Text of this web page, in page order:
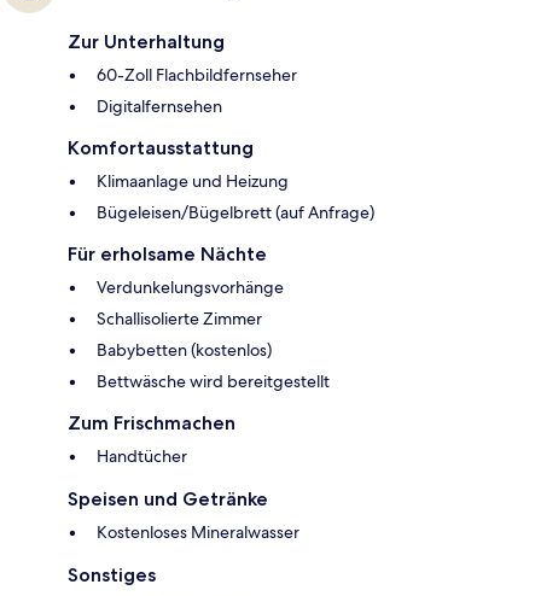
Zur Unterhaltung
60-Zoll Flachbildfernseher
Digitalfernsehen
Komfortausstattung
Klimaanlage und Heizung
Bügeleisen/Bügelbrett (auf Anfrage)
Für erholsame Nächte
Verdunkelungsvorhänge
Schallisolierte Zimmer
Babybetten (kostenlos)
Bettwäsche wird bereitgestellt
Zum Frischmachen
Handtücher
Speisen und Getränke
Kostenloses Mineralwasser
Sonstiges